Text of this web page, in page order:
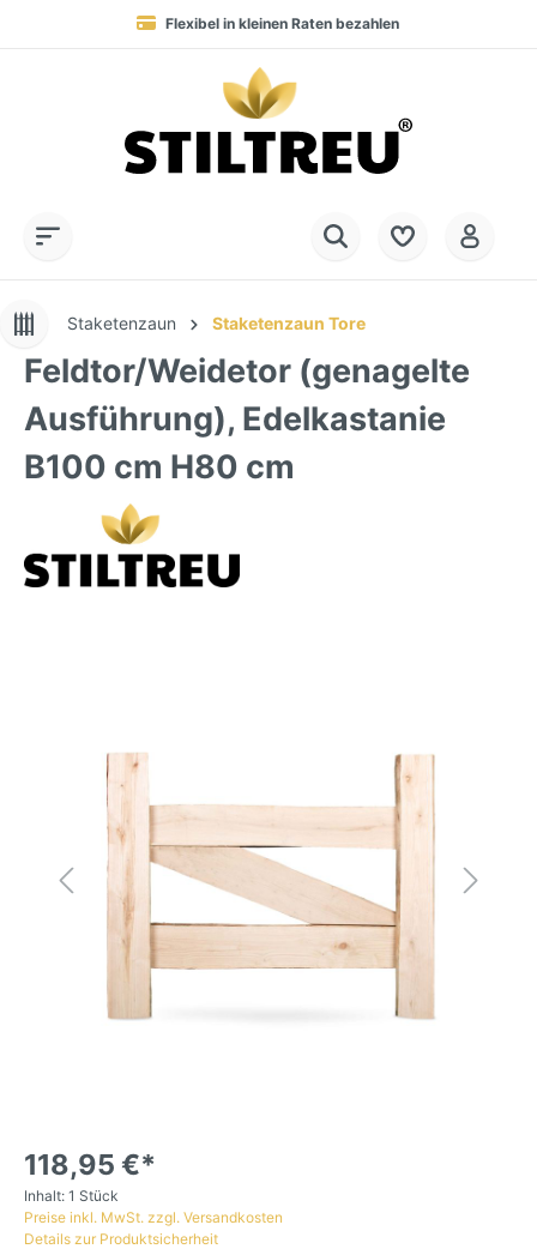
Flexibel in kleinen Raten bezahlen
Blitzversand in 1-3 Werktagen nach DE, AT & NL
+49 (0) 28 32 - 408 990 0
Dauerhaft hohe Warenverfügbarkeit
SSL-verschlüsselt online einkaufen
Staketenzaun Staketenzaun Tore
Feldtor/Weidetor (genagelte
Ausführung), Edelkastanie
B100 cm H80 cm
118,95 €*
Inhalt: 1 Stück
Preise inkl. MwSt. zzgl. Versandkosten
Details zur Produktsicherheit